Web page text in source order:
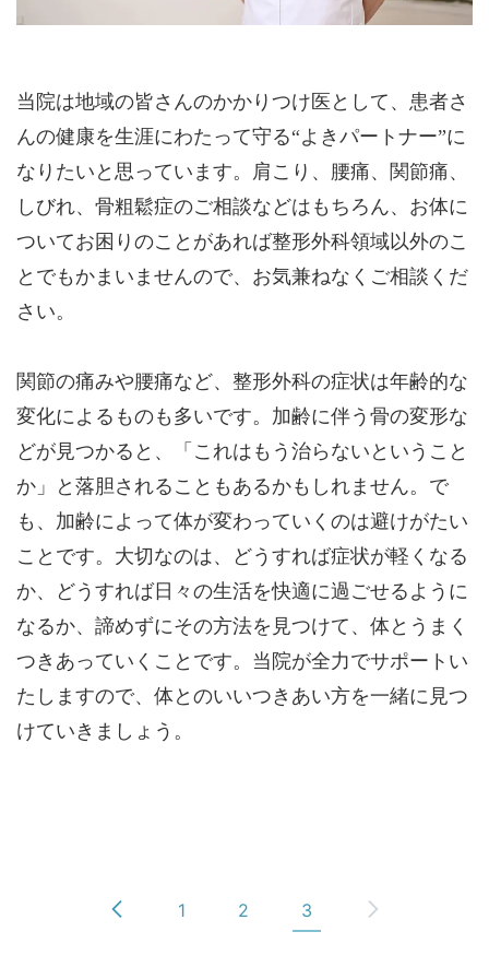
当院は地域の皆さんのかかりつけ医として、患者さ
んの健康を生涯にわたって守る“よきパートナー”に
なりたいと思っています。肩こり、腰痛、関節痛、
しびれ、骨粗鬆症のご相談などはもちろん、お体に
ついてお困りのことがあれば整形外科領域以外のこ
とでもかまいませんので、お気兼ねなくご相談くだ
さい。
関節の痛みや腰痛など、整形外科の症状は年齢的な
変化によるものも多いです。加齢に伴う骨の変形な
どが見つかると、「これはもう治らないということ
か」と落胆されることもあるかもしれません。で
も、加齢によって体が変わっていくのは避けがたい
ことです。大切なのは、どうすれば症状が軽くなる
か、どうすれば日々の生活を快適に過ごせるように
なるか、諦めずにその方法を見つけて、体とうまく
つきあっていくことです。当院が全力でサポートい
たしますので、体とのいいつきあい方を一緒に見つ
けていきましょう。
1 2 3